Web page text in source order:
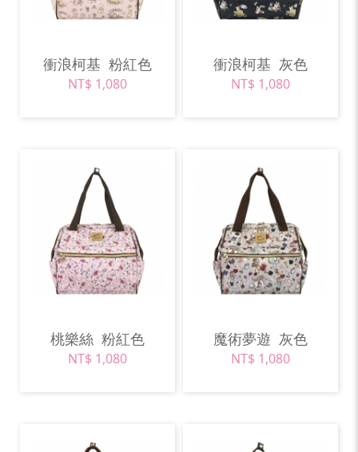
衝浪柯基 粉紅色
NT$ 1,080
衝浪柯基 灰色
NT$ 1,080
桃樂絲 粉紅色
NT$ 1,080
魔術夢遊 灰色
NT$ 1,080